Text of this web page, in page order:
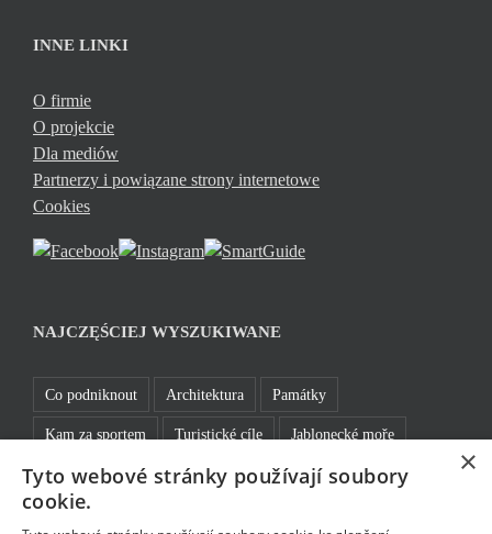
INNE LINKI
O firmie
O projekcie
Dla mediów
Partnerzy i powiązane strony internetowe
Cookies
NAJCZĘŚCIEJ WYSZUKIWANE
Co podniknout Architektura Památky
Kam za sportem Turistické cíle Jablonecké moře
Sklo a bižuterie Bez bariér Bavte se v Jablonci
Rozhledny
×
Tyto webové stránky používají soubory
cookie.